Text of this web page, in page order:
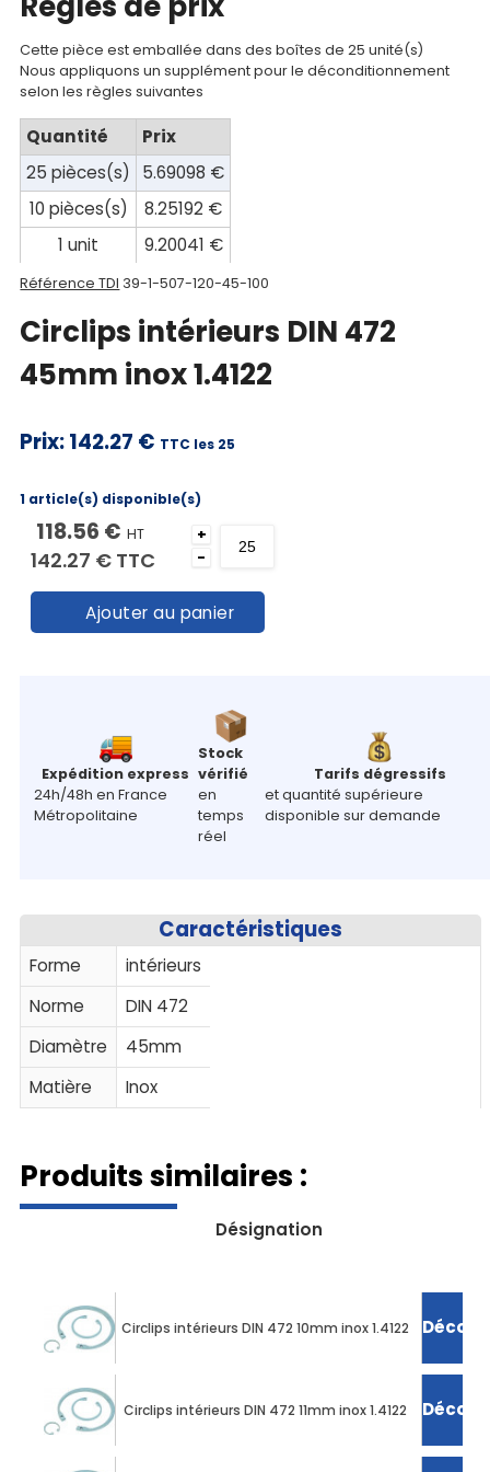
Mon
panier
Contact
Cette pièce est emballée dans des boîtes de 25 unité(s)
Nous appliquons un supplément pour le déconditionnement
selon les règles suivantes
Quantité
Prix
25 pièces(s)
5.69098 €
10 pièces(s)
8.25192 €
1 unit
9.20041 €
Référence TDI 39-1-507-120-45-100
Circlips intérieurs DIN 472
45mm inox 1.4122
Prix:142.27 € TTC les 25
1 article(s) disponible(s)
118.56 € HT
142.27 € TTC
+
-
Ajouter au panier
Expédition express
24h/48h en France
Métropolitaine
Stock
vérifié
en
temps
réel
Tarifs dégressifs
et quantité supérieure
disponible sur demande
Caractéristiques
Forme
intérieurs
Norme
DIN 472
Diamètre
45mm
Matière
Inox
Produits similaires :
Désignation
Circlips intérieurs DIN 472 10mm inox 1.4122
Circlips intérieurs DIN 472 11mm inox 1.4122